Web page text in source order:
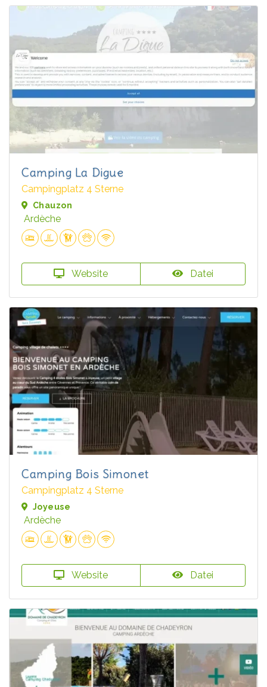
Camping La Digue
Campingplatz 4 Sterne
Chauzon
Ardèche
Website Datei
Camping Bois Simonet
Campingplatz 4 Sterne
Joyeuse
Ardèche
Website Datei